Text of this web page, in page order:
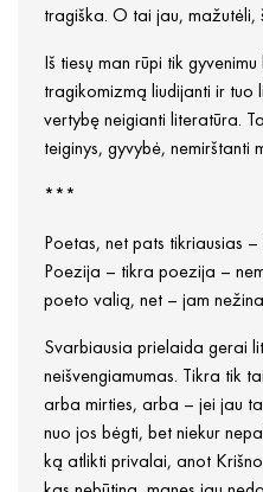
tragiška. O tai jau, mažutėli,
Iš tiesų man rūpi tik
tragikomizmą liudijanti ir tuo
vertybę neigianti literatūra.
teiginys, gyvybė, nemirštanti
***
Poetas, net pats tikriausias
Poezija – tikra poezija –
poeto valią, net – jam
Svarbiausia prielaida gerai
neišvengiamumas. Tikra tik
arba mirties, arba – jei jau
nuo jos bėgti, bet niekur
ką atlikti privalai, anot